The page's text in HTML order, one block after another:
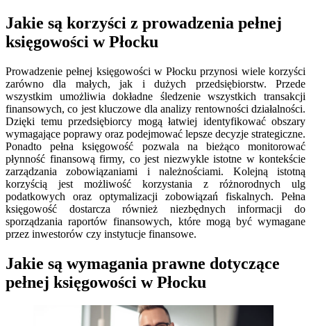
Jakie są korzyści z prowadzenia pełnej
księgowości w Płocku
Prowadzenie pełnej księgowości w Płocku przynosi wiele korzyści
zarówno dla małych, jak i dużych przedsiębiorstw. Przede
wszystkim umożliwia dokładne śledzenie wszystkich transakcji
finansowych, co jest kluczowe dla analizy rentowności działalności.
Dzięki temu przedsiębiorcy mogą łatwiej identyfikować obszary
wymagające poprawy oraz podejmować lepsze decyzje strategiczne.
Ponadto pełna księgowość pozwala na bieżąco monitorować
płynność finansową firmy, co jest niezwykle istotne w kontekście
zarządzania zobowiązaniami i należnościami. Kolejną istotną
korzyścią jest możliwość korzystania z różnorodnych ulg
podatkowych oraz optymalizacji zobowiązań fiskalnych. Pełna
księgowość dostarcza również niezbędnych informacji do
sporządzania raportów finansowych, które mogą być wymagane
przez inwestorów czy instytucje finansowe.
Jakie są wymagania prawne dotyczące
pełnej księgowości w Płocku